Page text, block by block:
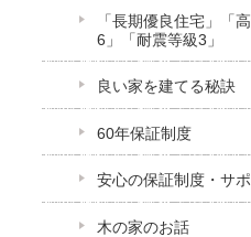
「長期優良住宅」「
6」「耐震等級3」
良い家を建てる秘訣
60年保証制度
安心の保証制度・サ
木の家のお話